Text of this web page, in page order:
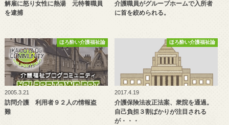
解雇に怒り女性に熱湯 元特養職員
を逮捕
介護職員がグループホームで入所者
に首を絞められる。
ほろ酔い介護福祉論
2005.3.21
訪問介護 利用者９２人の情報盗
難
ほろ酔い介護福祉論
2017.4.19
介護保険法改正法案、衆院を通過。
自己負担３割ばかりが注目される
が・・・